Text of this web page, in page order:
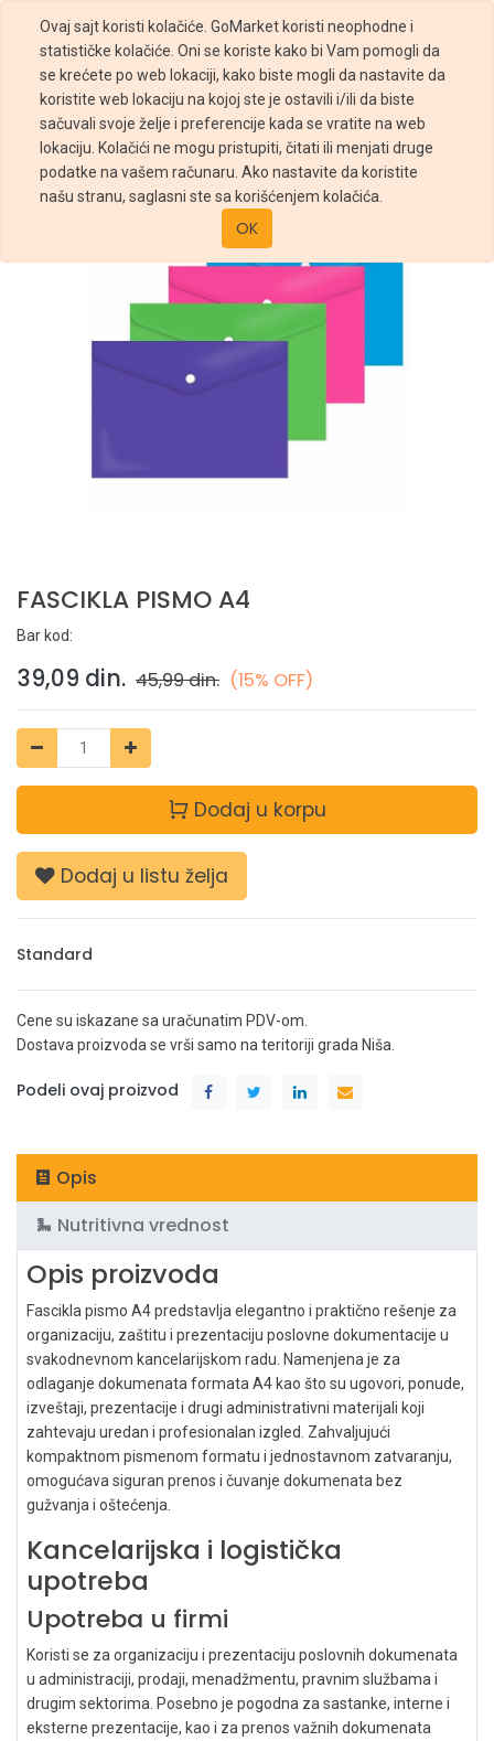
Ovaj sajt koristi kolačiće. GoMarket koristi neophodne i
statističke kolačiće. Oni se koriste kako bi Vam pomogli da
se krećete po web lokaciji, kako biste mogli da nastavite da
koristite web lokaciju na kojoj ste je ostavili i/ili da biste
sačuvali svoje želje i preferencije kada se vratite na web
lokaciju. Kolačići ne mogu pristupiti, čitati ili menjati druge
podatke na vašem računaru. Ako nastavite da koristite
našu stranu, saglasni ste sa korišćenjem kolačića.
OK
Prodavnica FASCIKLA PISMO A4
FASCIKLA PISMO A4
Bar kod:
39,09 din. 45,99din. (15% OFF)
Dodaj u korpu
Dodaj u listu želja
Standard
Cene su iskazane sa uračunatim PDV-om.
Dostava proizvoda se vrši samo na teritoriji grada Niša.
Podeli ovaj proizvod
Opis
Nutritivna vrednost
Opis proizvoda
Fascikla pismo A4 predstavlja elegantno i praktično rešenje za
organizaciju, zaštitu i prezentaciju poslovne dokumentacije u
svakodnevnom kancelarijskom radu. Namenjena je za
odlaganje dokumenata formata A4 kao što su ugovori, ponude,
izveštaji, prezentacije i drugi administrativni materijali koji
zahtevaju uredan i profesionalan izgled. Zahvaljujući
kompaktnom pismenom formatu i jednostavnom zatvaranju,
omogućava siguran prenos i čuvanje dokumenata bez
gužvanja i oštećenja.
Kancelarijska i logistička
upotreba
Upotreba u firmi
Koristi se za organizaciju i prezentaciju poslovnih dokumenata
u administraciji, prodaji, menadžmentu, pravnim službama i
drugim sektorima. Posebno je pogodna za sastanke, interne i
eksterne prezentacije, kao i za prenos važnih dokumenata